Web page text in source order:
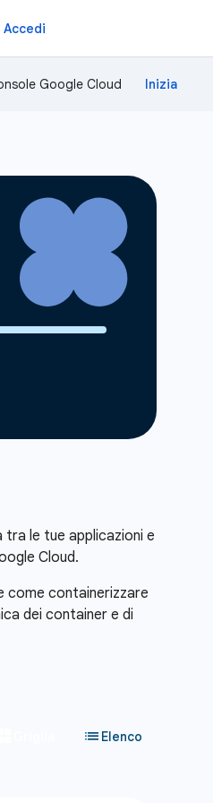
Google Cloud
tra le tue applicazioni e
Cloud.
come containerizzare
dei container e di